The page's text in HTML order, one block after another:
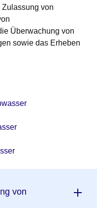
von
Überwachung von
sowie das Erheben
von